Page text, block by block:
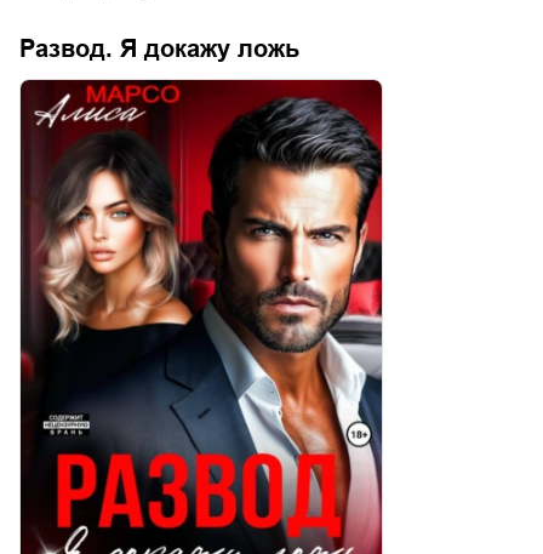
Развод. Я докажу ложь